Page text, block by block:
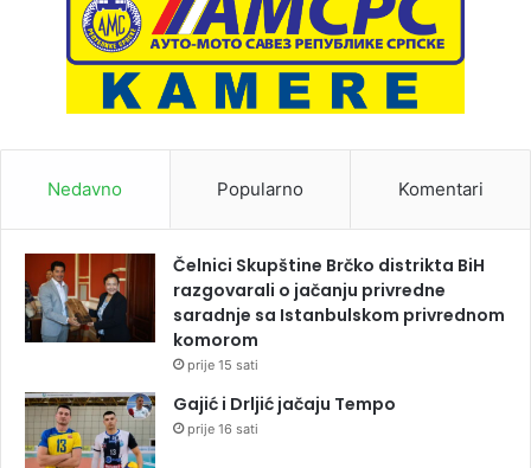
Nedavno Popularno Komentari
Čelnici Skupštine Brčko distrikta BiH
razgovarali o jačanju privredne
saradnje sa Istanbulskom privrednom
komorom
prije 15 sati
Gajić i Drljić jačaju Tempo
prije 16 sati